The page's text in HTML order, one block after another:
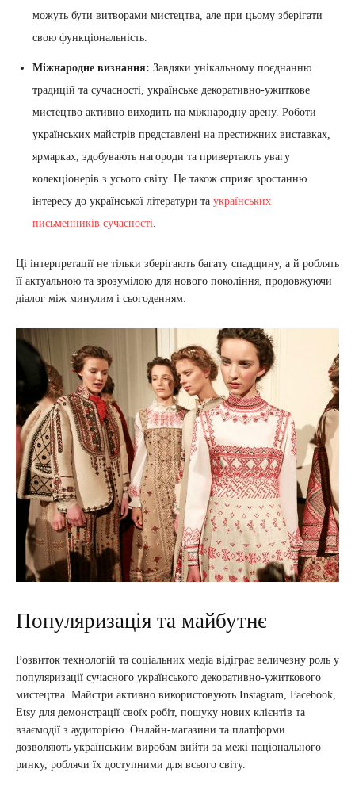
можуть бути витворами мистецтва, але при цьому зберігати
свою функціональність.
Міжнародне визнання: Завдяки унікальному поєднанню
традицій та сучасності, українське декоративно-ужиткове
мистецтво активно виходить на міжнародну арену. Роботи
українських майстрів представлені на престижних виставках,
ярмарках, здобувають нагороди та привертають увагу
колекціонерів з усього світу. Це також сприяє зростанню
інтересу до української літератури та українських
письменників сучасності
Ці інтерпретації не тільки зберігають багату спадщину, а й роблять
її актуальною та зрозумілою для нового покоління, продовжуючи
діалог між минулим і сьогоденням.
Популяризація та майбутнє
Розвиток технологій та соціальних медіа відіграє величезну роль у
популяризації сучасного українського декоративно-ужиткового
мистецтва. Майстри активно використовують Instagram, Facebook,
Etsy для демонстрації своїх робіт, пошуку нових клієнтів та
взаємодії з аудиторією. Онлайн-магазини та платформи
дозволяють українським виробам вийти за межі національного
ринку, роблячи їх доступними для всього світу.